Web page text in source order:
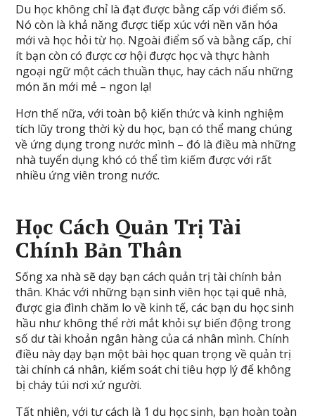
Du học không chỉ là đạt được bằng cấp với điểm số.
Nó còn là khả năng được tiếp xúc với nền văn hóa
mới và học hỏi từ họ. Ngoài điểm số và bằng cấp, chí
ít bạn còn có được cơ hội được học và thực hành
ngoại ngữ một cách thuần thục, hay cách nấu những
món ăn mới mẻ – ngon lạ!
Hơn thế nữa, với toàn bộ kiến thức và kinh nghiệm
tích lũy trong thời kỳ du học, bạn có thể mang chúng
về ứng dụng trong nước mình – đó là điều mà những
nhà tuyển dụng khó có thể tìm kiếm được với rất
nhiều ứng viên trong nước.
Học Cách Quản Trị Tài
Chính Bản Thân
Sống xa nhà sẽ dạy bạn cách quản trị tài chính bản
thân. Khác với những bạn sinh viên học tại quê nhà,
được gia đình chăm lo về kinh tế, các bạn du học sinh
hầu như không thể rời mắt khỏi sự biến động trong
số dư tài khoản ngân hàng của cá nhân mình. Chính
điều này dạy bạn một bài học quan trọng về quản trị
tài chính cá nhân, kiểm soát chi tiêu hợp lý để không
bị cháy túi nơi xứ người.
Tất nhiên, với tư cách là 1 du học sinh, bạn hoàn toàn